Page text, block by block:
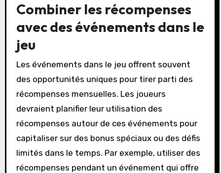
Combiner les récompenses
avec des événements dans le
jeu
Les événements dans le jeu offrent souvent
des opportunités uniques pour tirer parti des
récompenses mensuelles. Les joueurs
devraient planifier leur utilisation des
récompenses autour de ces événements pour
capitaliser sur des bonus spéciaux ou des défis
limités dans le temps. Par exemple, utiliser des
récompenses pendant un événement qui offre